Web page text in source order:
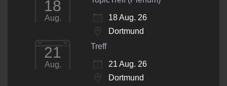
18
Aug.
18 Aug. 26
Dortmund
21
Aug.
Treff
21 Aug. 26
Dortmund